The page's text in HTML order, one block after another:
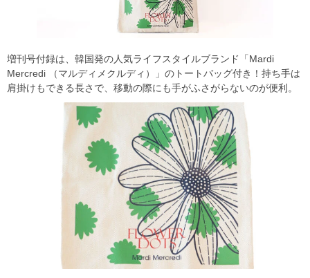
増刊号付録は、韓国発の人気ライフスタイルブランド「Mardi
Mercredi （マルディメクルディ）」のトートバッグ付き！持ち手は
肩掛けもできる長さで、移動の際にも手がふさがらないのが便利。